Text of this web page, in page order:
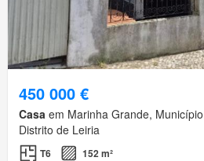
450 000 €
Casa em Marinha Grande,
Distrito de Leiria
T6 152 m²